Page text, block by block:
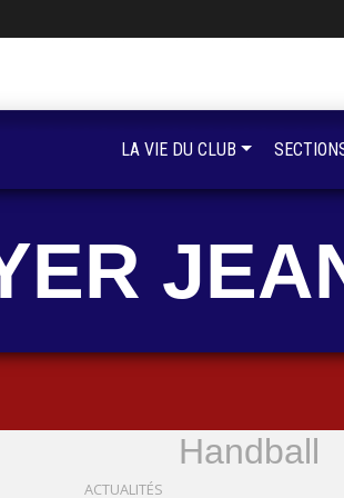
Handball
ACTUALITÉS
LA VIE DU CLUB